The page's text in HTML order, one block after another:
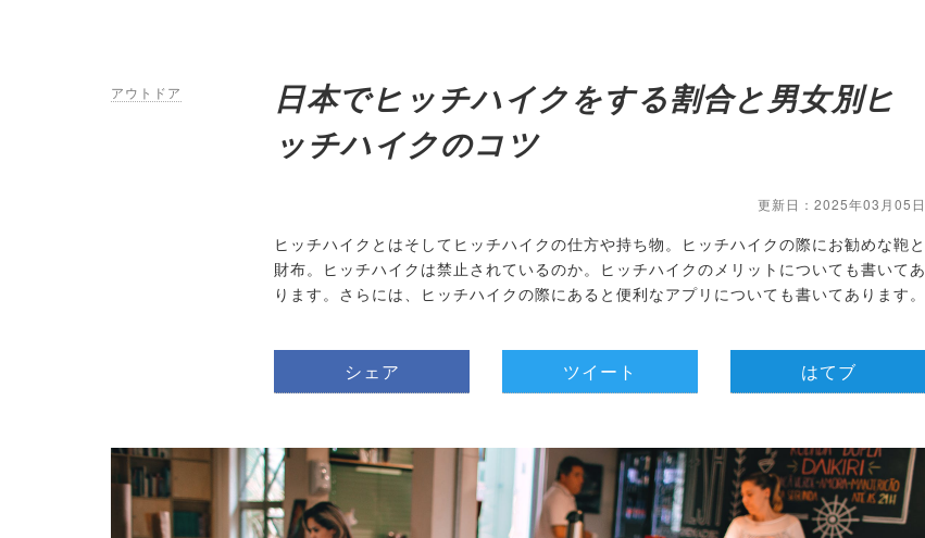
アウトドア
日本でヒッチハイクをする割合と男女別ヒ
ッチハイクのコツ
更新日：2025年03月05日
ヒッチハイクとはそしてヒッチハイクの仕方や持ち物。ヒッチハイクの際にお勧めな鞄と
財布。ヒッチハイクは禁止されているのか。ヒッチハイクのメリットについても書いてあ
ります。さらには、ヒッチハイクの際にあると便利なアプリについても書いてあります。
シェア ツイート はてブ